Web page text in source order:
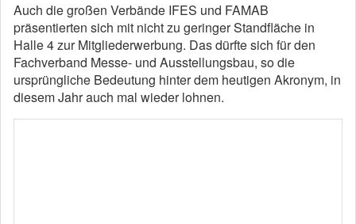
Auch die großen Verbände IFES und FAMAB
präsentierten sich mit nicht zu geringer Standfläche in
Halle 4 zur Mitgliederwerbung. Das dürfte sich für den
Fachverband Messe- und Ausstellungsbau, so die
ursprüngliche Bedeutung hinter dem heutigen Akronym, in
diesem Jahr auch mal wieder lohnen.